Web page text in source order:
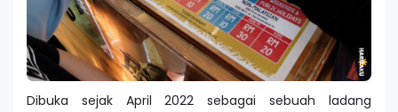
Dibuka sejak April 2022 sebagai sebuah ladang